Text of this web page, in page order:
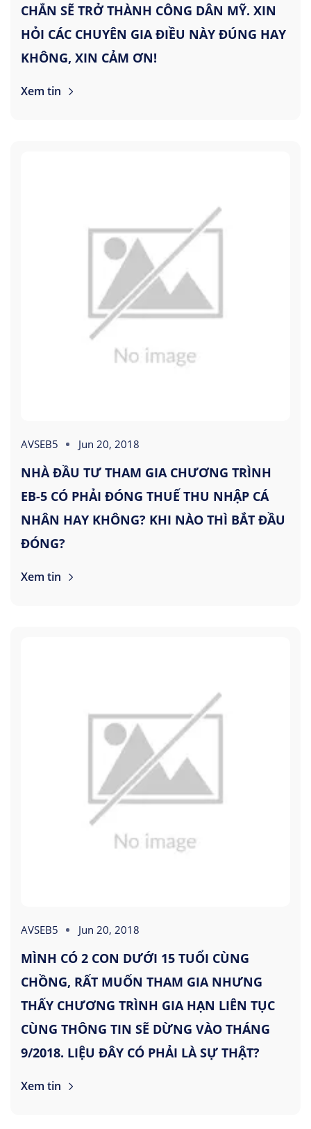
CHẮN SẼ TRỞ THÀNH CÔNG DÂN MỸ. XIN
HỎI CÁC CHUYÊN GIA ĐIỀU NÀY ĐÚNG HAY
KHÔNG, XIN CẢM ƠN!
Xem tin
AVSEB5 Jun 20, 2018
NHÀ ĐẦU TƯ THAM GIA CHƯƠNG TRÌNH
EB-5 CÓ PHẢI ĐÓNG THUẾ THU NHẬP CÁ
NHÂN HAY KHÔNG? KHI NÀO THÌ BẮT ĐẦU
ĐÓNG?
Xem tin
AVSEB5 Jun 20, 2018
MÌNH CÓ 2 CON DƯỚI 15 TUỔI CÙNG
CHỒNG, RẤT MUỐN THAM GIA NHƯNG
THẤY CHƯƠNG TRÌNH GIA HẠN LIÊN TỤC
CÙNG THÔNG TIN SẼ DỪNG VÀO THÁNG
9/2018. LIỆU ĐÂY CÓ PHẢI LÀ SỰ THẬT?
Xem tin